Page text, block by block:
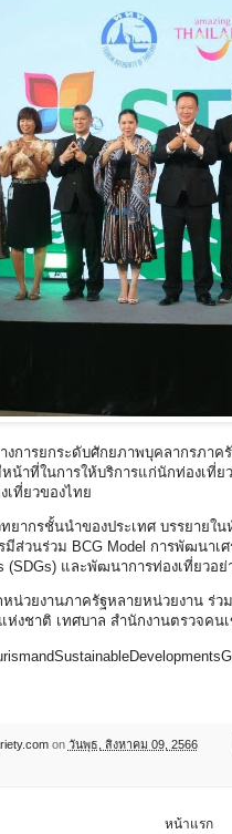
การยกระดับศักยภาพบุคลากรภาค
น้าที่ในการให้บริการแก่นักท่องเที่
เที่ยวของไทย
ากรชั้นนำของประเทศ บรรยายใ
ส่วนร่วม BCG Model การพัฒนา
(SDGs) และพัฒนาการท่องเที่ยวอ
น่วยงานภาครัฐหลายหน่วยงาน ร่
าติ เทศบาล สำนักงานตรวจคนเ
on วันพุธ, สิงหาคม 09, 2566
หน้าแรก